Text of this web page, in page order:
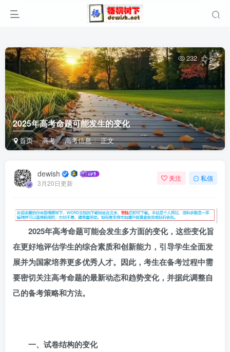
2025年高考命题可能发生的变化
首页 高考 高考信息 正文
232 6
dewish
3月20日更新
关注 私信
2025年高考命题可能会发生多方面的变化，这些变化旨
在更好地评估学生的综合素质和创新能力，引导学生全面发
展并为国家培养更多优秀人才。因此，考生在备考过程中需
要密切关注高考命题的最新动态和趋势变化，并据此调整自
己的备考策略和方法。
一、试卷结构的变化